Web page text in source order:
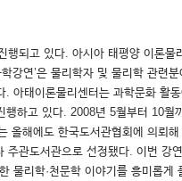
되고 있다. 아시아 태평양 이론
연’은 물리학자 및 물리학 관련
태이론물리센터는 과학문화 활
하고 있다. 2008년 5월부터 10
해에도 한국도서관협회에 의뢰
도서관으로 선정됐다. 이번 강
물리학·천문학 이야기를 흥미롭